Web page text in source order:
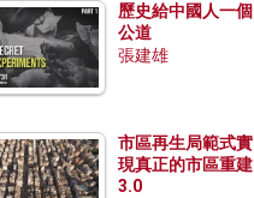
歷史給中國人一個
公道
張建雄
市區再生局範式實
現真正的市區重建
3.0